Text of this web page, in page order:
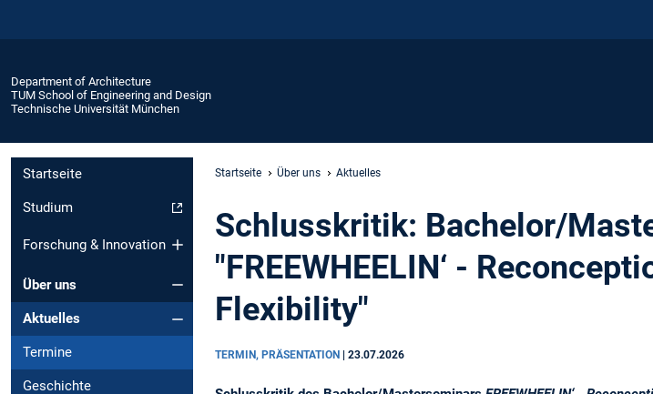
Department of Architecture
TUM School of Engineering and Design
Technische Universität München
Startseite
Studium
Forschung & Innovation
Über uns
Aktuelles
Termine
Geschichte
Startseite Über uns Aktuelles
Schlusskritik: Bachelor/
"FREEWHEELIN‘ -
Flexibility"
TERMIN, PRÄSENTATION | 23.07.2026